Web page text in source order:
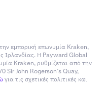
εμπορική επωνυμία Kraken,
Ιρλανδίας. Η Payward Global
Kraken, ρυθμίζεται από την
Sir John Rogerson’s Quay,
για τις σχετικές πολιτικές και